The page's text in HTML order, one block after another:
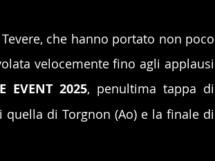
che hanno portato non poco
velocemente fino agli applausi
EVENT 2025, penultima tappa di
quella di Torgnon (Ao) e la finale di